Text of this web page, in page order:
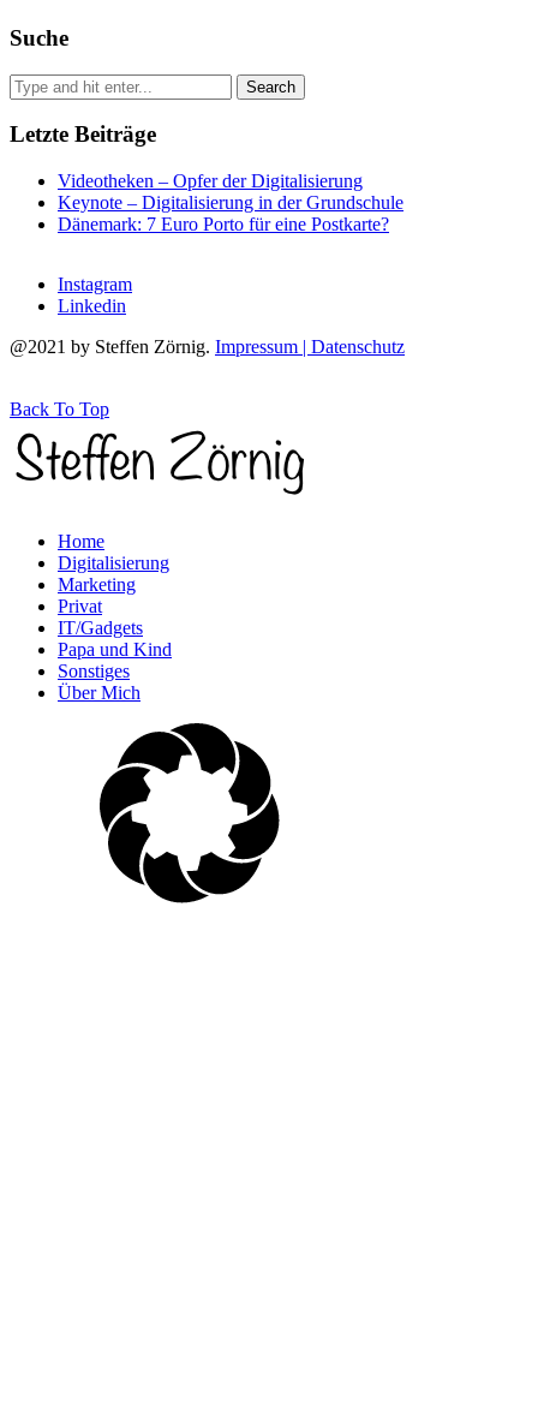
Suche
Letzte Beiträge
Videotheken – Opfer der Digitalisierung
Keynote – Digitalisierung in der Grundschule
Dänemark: 7 Euro Porto für eine Postkarte?
Instagram
Linkedin
@2021 by Steffen Zörnig. Impressum | Datenschutz
Back To Top
Home
Digitalisierung
Marketing
Privat
IT/Gadgets
Papa und Kind
Sonstiges
Über Mich